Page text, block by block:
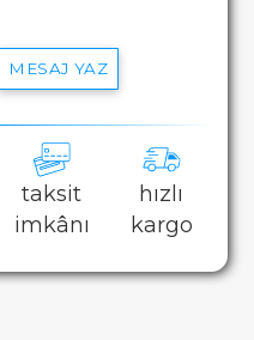
MESAJ YAZ
taksit
imkânı
hızlı
kargo